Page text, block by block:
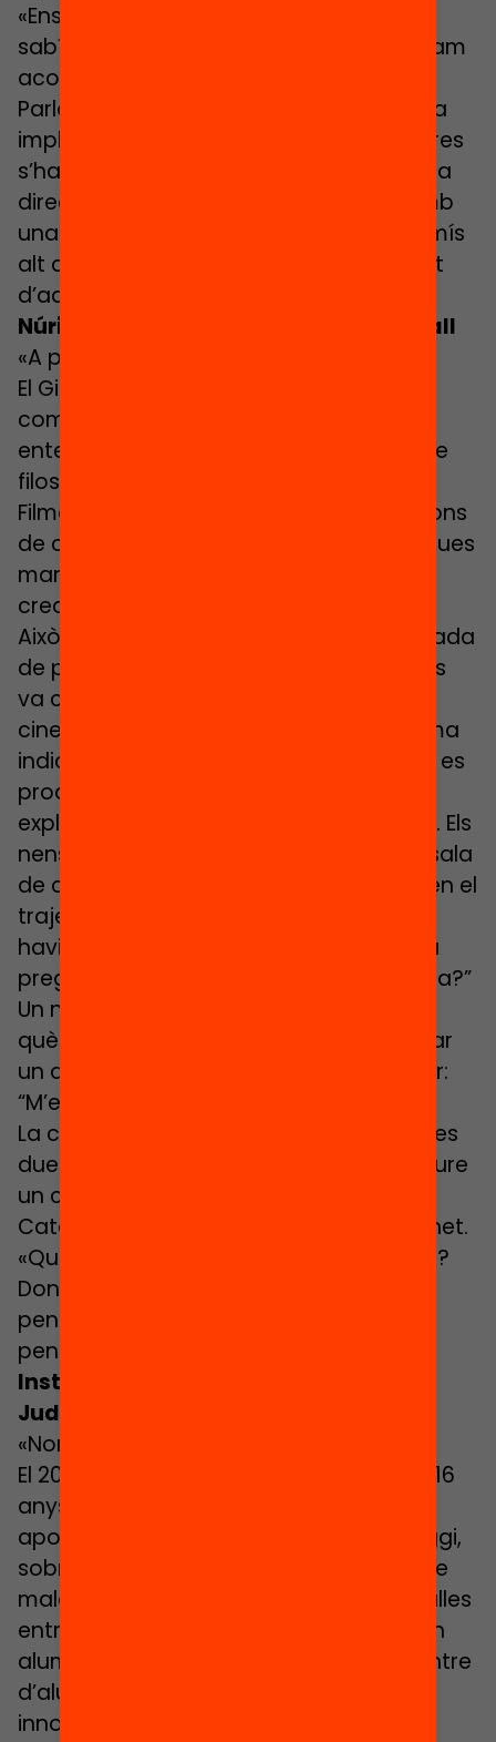
«Ens vam unir un grup de persones que
sabíem moure’ns per l’Administració i vam
aconseguir que ens escoltessin al
Parlament i, sobretot, vam aconseguir la
implicació de l’Ajuntament». Sosté que res
s’hauria aconseguit sense l’entrega de la
direcció i de l’equip de docents que, amb
una rotació baixa, mostren un compromís
alt amb el projecte. «Magnet forma part
d’aquest procés».
Núria Estruga, subinspectora de treball
«A pensar també se n’aprèn»
El Gil, el fill gran d’Estruga, acaba de
començar a l’escola. «Em va costar
entendre el que significa el programa de
filosofia o l’aliança Magnet amb la
Filmoteca de Catalunya», explica. Sessions
de conversa, expressió oral, matemàtiques
manipulatives, anglès… tot és activitat
creativa, a l’escola.
Això va poder percebre el dia de la jornada
de portes obertes en la qual el centre es
va convertir en un veritable plató
cinematogràfic. Una cartellera de cinema
indicava les hores i els llocs en els quals es
produïen les diverses performances
explicatives de la pedagogia del centre. Els
nens repartien els tiquets, com en una sala
de cinema, i acompanyaven els pares en el
trajecte a l’aula. «En una de les sales hi
havia la tutora i uns quants nens. Ella va
preguntar: “De qui és aquesta samarreta?”
Un nen va respondre: “D’una nena”. “Per
què?” “Perquè és rosa…” I allà es va iniciar
un diàleg socràtic riquíssim. Vaig pensar:
“M’encanta aquest centre”».
La classe dels Minions i la de Toy Story, les
dues de P-3, van anar a Barcelona a veure
un curt d’animació a la Filmoteca de
Catalunya. Proven petits aperitius Magnet.
«Què significa per al Gil aquesta sortida?
Doncs no ho sé, però segur que està
pensada perquè reflexioni i aprengui a
pensar».
Institut Moisès Broggi (Barcelona)
Judit Pertiñez, metge
«Normalitzen l’excepcionalitat»
El 2014, un terç de la classe de la Jana (16
anys) de l’escola Fructuós Gelabert va
apostar per anar a l’institut Moisès Broggi,
sobre el qual pesava la marca de centre
maleït, amb una conflictivitat alta, baralles
entre bandes i la mort desgraciada d’un
alumne. L’Administració va buidar el centre
d’alumnes i va impulsar un projecte
innovador i disruptiu, l’aprenentatge a